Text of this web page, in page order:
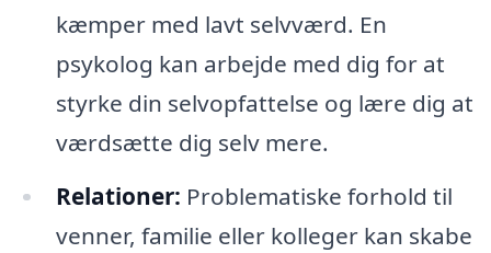
kæmper med lavt selvværd. En
psykolog kan arbejde med dig for at
styrke din selvopfattelse og lære dig at
værdsætte dig selv mere.
Relationer: Problematiske forhold til
venner, familie eller kolleger kan skabe